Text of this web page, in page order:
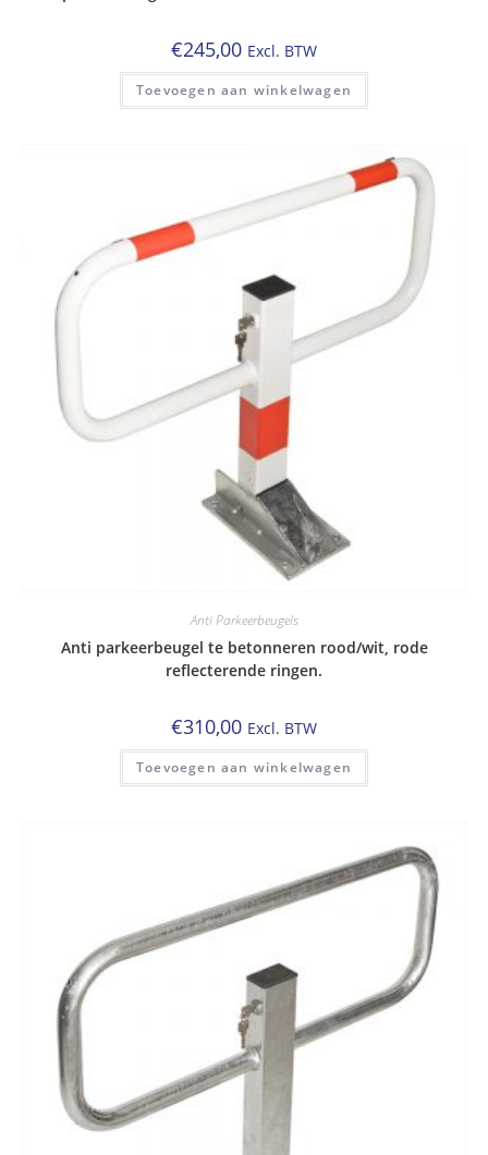
€245,00 Excl. BTW
Toevoegen aan winkelwagen
Anti Parkeerbeugels
Anti parkeerbeugel te betonneren rood/wit, rode
reflecterende ringen.
€310,00 Excl. BTW
Toevoegen aan winkelwagen